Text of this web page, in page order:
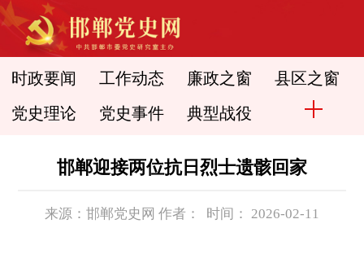
时政要闻 工作动态 廉政之窗 县区之窗
党史理论 党史事件 典型战役
邯郸迎接两位抗日烈士遗骸回家
来源：邯郸党史网 作者： 时间： 2026-02-11